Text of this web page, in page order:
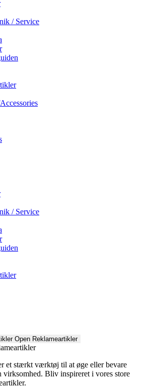
/ Service
/ Service
Open Reklameartikler
et stærkt værktøj til at øge eller bevare
virksomhed. Bliv inspireret i vores store